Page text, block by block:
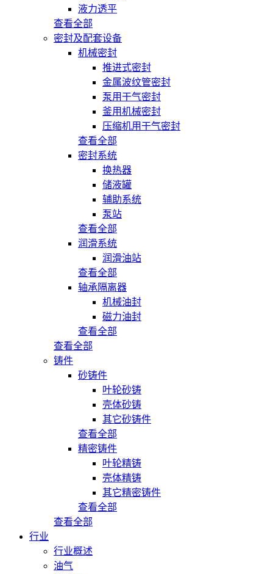
液力透平
查看全部
密封及配套设备
机械密封
推进式密封
金属波纹管密封
泵用干气密封
釜用机械密封
压缩机用干气密封
查看全部
密封系统
换热器
储液罐
辅助系统
泵站
查看全部
润滑系统
润滑油站
查看全部
轴承隔离器
机械油封
磁力油封
查看全部
查看全部
铸件
砂铸件
叶轮砂铸
壳体砂铸
其它砂铸件
查看全部
精密铸件
叶轮精铸
壳体精铸
其它精密铸件
查看全部
查看全部
行业
行业概述
油气